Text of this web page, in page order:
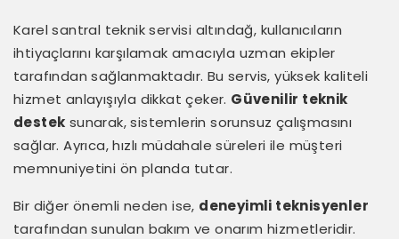
Karel santral teknik servisi altındağ, kullanıcıların
ihtiyaçlarını karşılamak amacıyla uzman ekipler
tarafından sağlanmaktadır. Bu servis, yüksek kaliteli
hizmet anlayışıyla dikkat çeker. Güvenilir teknik
destek sunarak, sistemlerin sorunsuz çalışmasını
sağlar. Ayrıca, hızlı müdahale süreleri ile müşteri
memnuniyetini ön planda tutar.
Bir diğer önemli neden ise, deneyimli teknisyenler
tarafından sunulan bakım ve onarım hizmetleridir.